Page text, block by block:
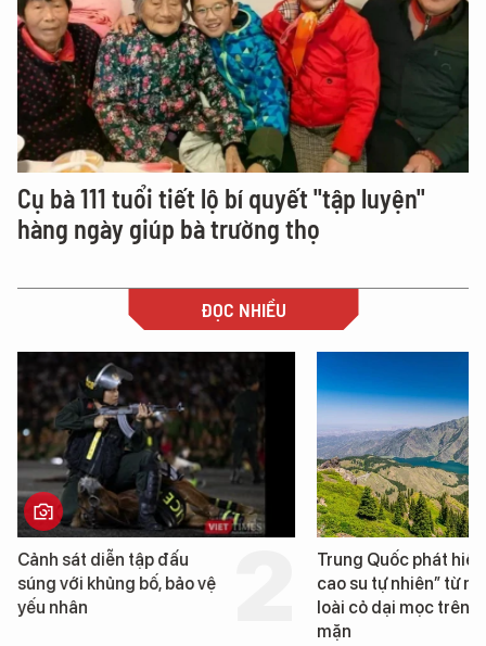
Cụ bà 111 tuổi tiết lộ bí quyết "tập luyện"
hàng ngày giúp bà trường thọ
ĐỌC NHIỀU
Trung Quốc phát hiện “mỏ
cao su tự nhiên” từ một
loài cỏ dại mọc trên đất
Loạt dự án bất
Đà Nẵng sắp bị